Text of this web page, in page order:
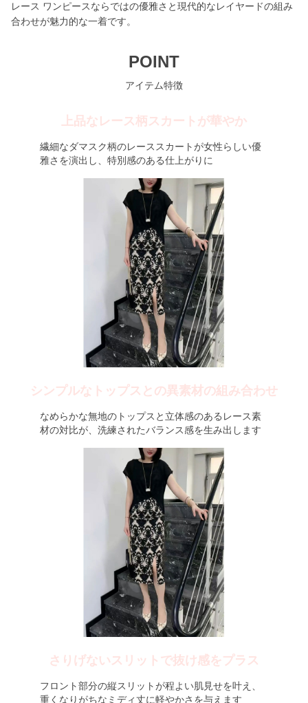
レース ワンピースならではの優雅さと現代的なレイヤードの組み
合わせが魅力的な一着です。
POINT
アイテム特徴
上品なレース柄スカートが華やか
繊細なダマスク柄のレーススカートが女性らしい優
雅さを演出し、特別感のある仕上がりに
シンプルなトップスとの異素材の組み合わせ
なめらかな無地のトップスと立体感のあるレース素
材の対比が、洗練されたバランス感を生み出します
さりげないスリットで抜け感をプラス
フロント部分の縦スリットが程よい肌見せを叶え、
重くなりがちなミディ丈に軽やかさを与えます